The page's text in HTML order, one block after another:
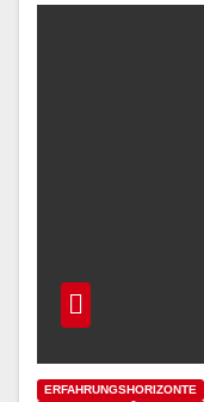
ERFAHRUNGSHORIZONTE